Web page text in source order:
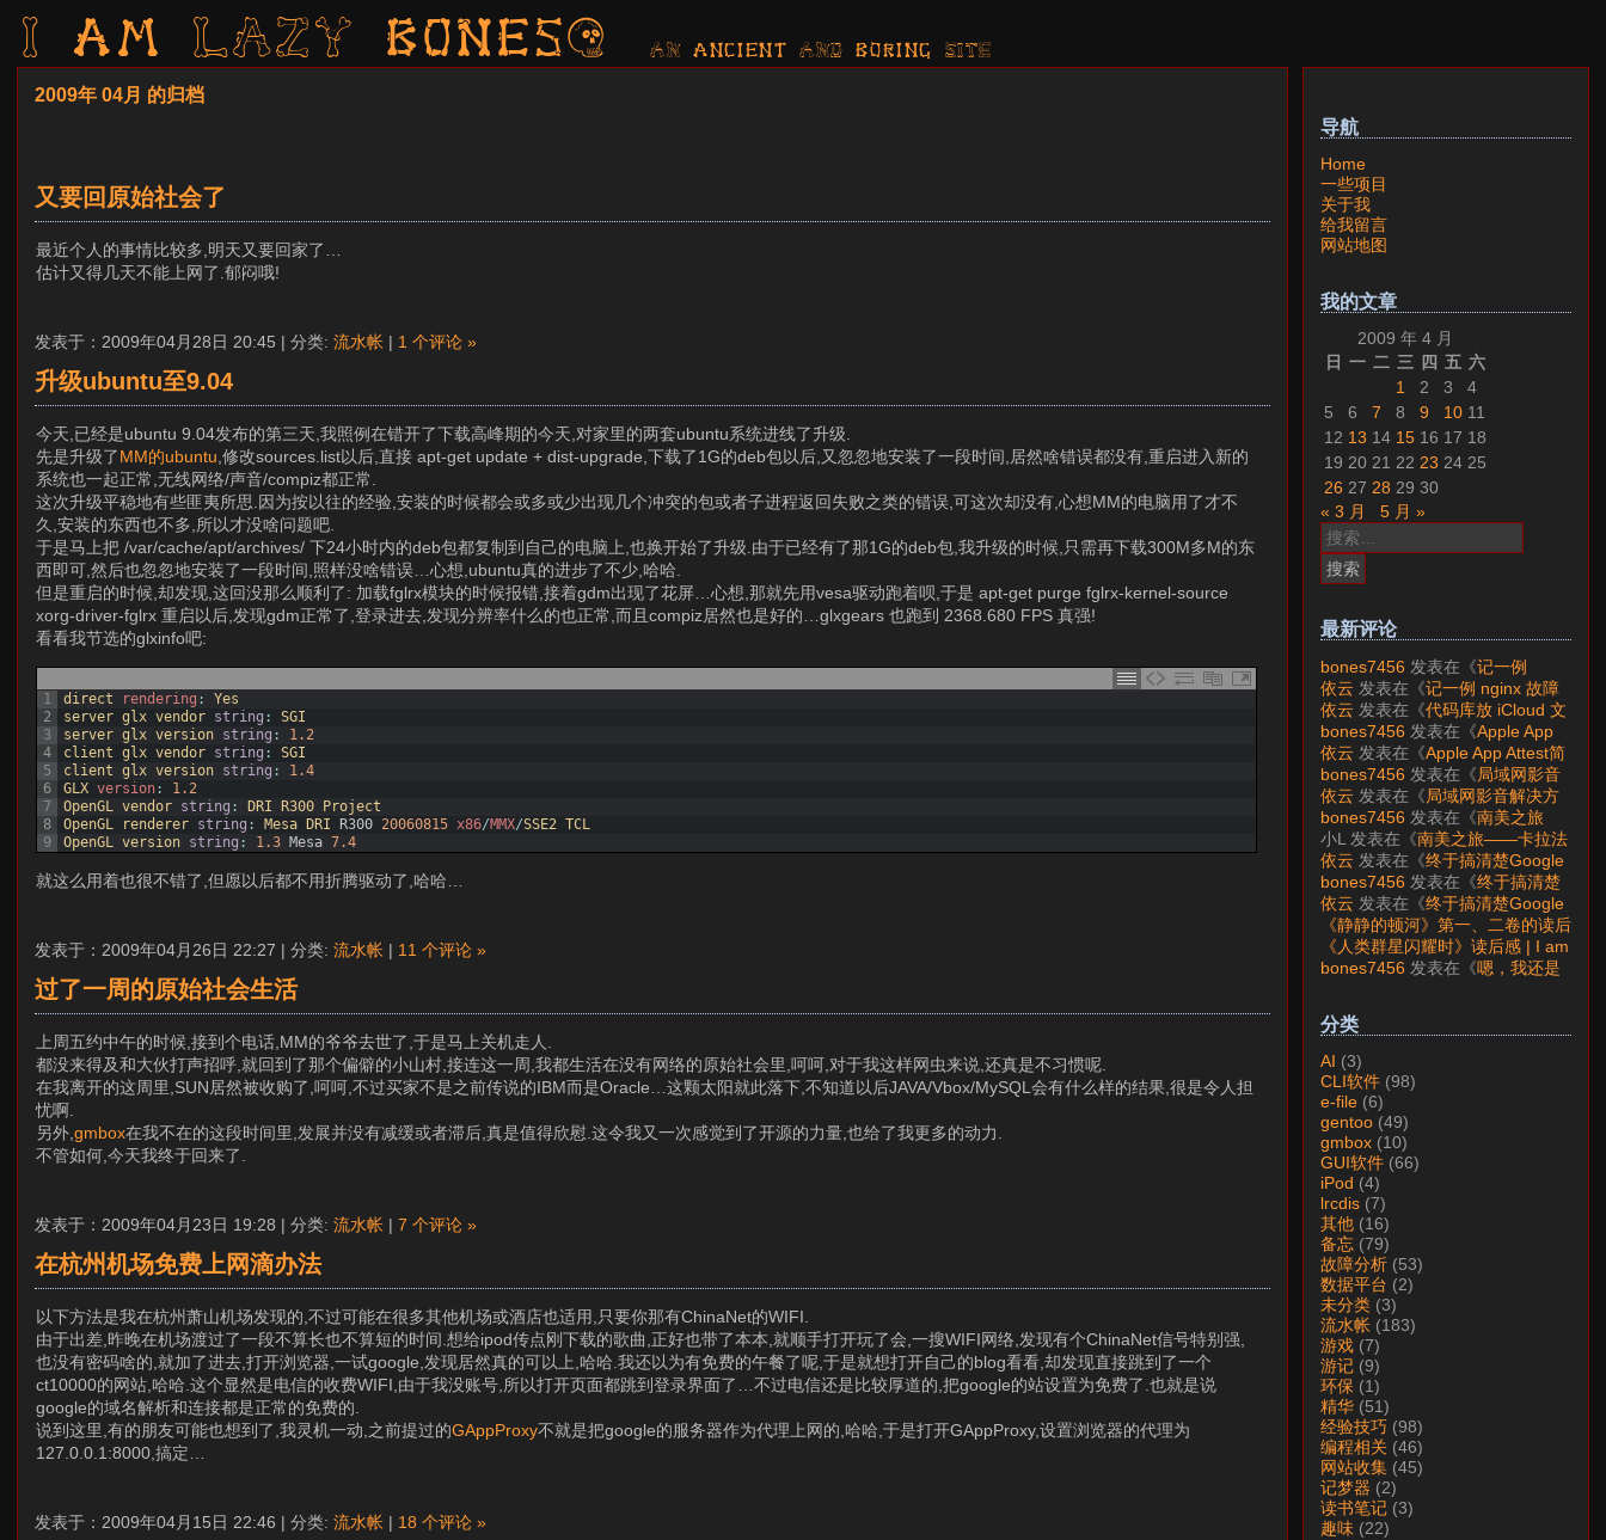
I am LAZY bones? AN ancient AND boring SITE
2009年 04月 的归档
又要回原始社会了
最近个人的事情比较多,明天又要回家了…
估计又得几天不能上网了.郁闷哦!
发表于：2009年04月28日 20:45 | 分类: 流水帐 | 1 个评论 »
升级ubuntu至9.04
今天,已经是ubuntu 9.04发布的第三天,我照例在错开了下载高峰期的今天,对家里的两套ubuntu系统进线了升级.
先是升级了MM的ubuntu ,修改sources.list以后,直接 apt-get update + dist-upgrade,下载了1G的deb包以后,又忽忽地安装了一段时间,居然啥错误都没有,重启进入新的
系统也一起正常,无线网络/声音/compiz都正常.
这次升级平稳地有些匪夷所思.因为按以往的经验,安装的时候都会或多或少出现几个冲突的包或者子进程返回失败之类的错误,可这次却没有,心想MM的电脑用了才不
久,安装的东西也不多,所以才没啥问题吧.
于是马上把 /var/cache/apt/archives/ 下24小时内的deb包都复制到自己的电脑上,也换开始了升级.由于已经有了那1G的deb包,我升级的时候,只需再下载300M多M的东
西即可,然后也忽忽地安装了一段时间,照样没啥错误…心想,ubuntu真的进步了不少,哈哈.
但是重启的时候,却发现,这回没那么顺利了: 加载fglrx模块的时候报错,接着gdm出现了花屏…心想,那就先用vesa驱动跑着呗,于是 apt-get purge fglrx-kernel-source
xorg-driver-fglrx 重启以后,发现gdm正常了,登录进去,发现分辨率什么的也正常,而且compiz居然也是好的…glxgears 也跑到 2368.680 FPS 真强!
看看我节选的glxinfo吧:
1
2
3
4
5
6
7
8
9
direct rendering :
Yes
server glx vendor string :
SGI
server glx version string :
1.2
client glx vendor string :
SGI
client glx version string :
1.4
GLX version:
1.2
OpenGL vendor string : DRI R300 Project
OpenGL
renderer string : Mesa DRI R300 20060815 x86/MMX/SSE2 TCL
OpenGL version string : 1.3 Mesa 7.4
就这么用着也很不错了,但愿以后都不用折腾驱动了,哈哈…
发表于：2009年04月26日 22:27 | 分类: 流水帐 | 11 个评论 »
过了一周的原始社会生活
上周五约中午的时候,接到个电话,MM的爷爷去世了,于是马上关机走人.
都没来得及和大伙打声招呼,就回到了那个偏僻的小山村,接连这一周,我都生活在没有网络的原始社会里,呵呵,对于我这样网虫来说,还真是不习惯呢.
在我离开的这周里,SUN居然被收购了,呵呵,不过买家不是之前传说的IBM而是Oracle…这颗太阳就此落下,不知道以后JAVA/Vbox/MySQL会有什么样的结果,很是令人担
忧啊.
另外,gmbox在我不在的这段时间里,发展并没有减缓或者滞后,真是值得欣慰.这令我又一次感觉到了开源的力量,也给了我更多的动力.
不管如何,今天我终于回来了.
发表于：2009年04月23日 19:28 | 分类: 流水帐 | 7 个评论 »
在杭州机场免费上网滴办法
以下方法是我在杭州萧山机场发现的,不过可能在很多其他机场或酒店也适用,只要你那有ChinaNet的WIFI.
由于出差,昨晚在机场渡过了一段不算长也不算短的时间.想给ipod传点刚下载的歌曲,正好也带了本本,就顺手打开玩了会,一搜WIFI网络,发现有个ChinaNet信号特别强,
也没有密码啥的,就加了进去,打开浏览器,一试google,发现居然真的可以上,哈哈.我还以为有免费的午餐了呢,于是就想打开自己的blog看看,却发现直接跳到了一个
ct10000的网站,哈哈.这个显然是电信的收费WIFI,由于我没账号,所以打开页面都跳到登录界面了…不过电信还是比较厚道的,把google的站设置为免费了.也就是说
google的域名解析和连接都是正常的免费的.
说到这里,有的朋友可能也想到了,我灵机一动,之前提过的GAppProxy不就是把google的服务器作为代理上网的,哈哈,于是打开GAppProxy,设置浏览器的代理为
127.0.0.1:8000,搞定…
发表于：2009年04月15日 22:46 | 分类: 流水帐 | 18 个评论 »
导航
Home
一些项目
关于我
给我留言
网站地图
我的文章
2009 年 4 月
日 一 二 三 四 五 六
1
2 3
4
5
6 7 8 9 10 11
12 13 14 15 16 17 18
19 20 21 22 23 24 25
26 27 28 29 30
« 3 月
5 月 »
搜
索：
最新评论
bones7456 发表在《记一例
nginx 故障分析》
依云 发表在《记一例 nginx 故障
分析 》
依云 发表在《代码库放 iCloud 文
件夹会怎样？》
bones7456 发表在《Apple App
Attest简介》
依云 发表在《Apple App Attest简
介》
bones7456 发表在《局域网影音
解决方案——Jellyfin》
依云 发表在《局域网影音解决方
案——Jellyfin》
bones7456 发表在《南美之旅
——卡拉法特看莫雷诺大冰川》
小L 发表在《南美之旅——卡拉法
特看莫雷诺大冰川》
依云 发表在《终于搞清楚Google
账号的所属国家的逻辑了》
bones7456 发表在《终于搞清楚
Google账号的所属国家的逻辑
了》
依云 发表在《终于搞清楚Google
账号的所属国家的逻辑了》
《静静的顿河》第一、二卷的读后
感 | I am LAZY bones?发表在
《《人类群星闪耀时》读后感》
《人类群星闪耀时》读后感 | I am
LAZY bones?发表在《
《显微镜
bones7456 发表在《嗯，我还是
分类
AI (3)
CLI软件 (98)
e-file (6)
gentoo (49)
gmbox (10)
GUI软件 (66)
iPod (4)
lrcdis (7)
其他 (16)
备忘 (79)
故障分析 (53)
数据平台 (2)
未分类 (3)
流水帐 (183)
游戏 (7)
游记 (9)
环保 (1)
精华 (51)
经验技巧 (98)
编程相关 (46)
网站收集 (45)
记梦器 (2)
读书笔记 (3)
趣味 (22)